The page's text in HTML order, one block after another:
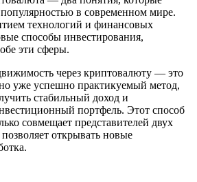
в современном мире.
технологий и финансовых
способы инвестирования,
эти сферы.
через криптовалюту — это
уже успешно практикуемый метод,
стабильный доход и
портфель. Этот способ
совмещает представителей двух
открывать новые